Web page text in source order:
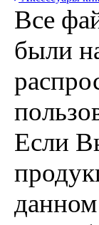
Все
были
Если
данном